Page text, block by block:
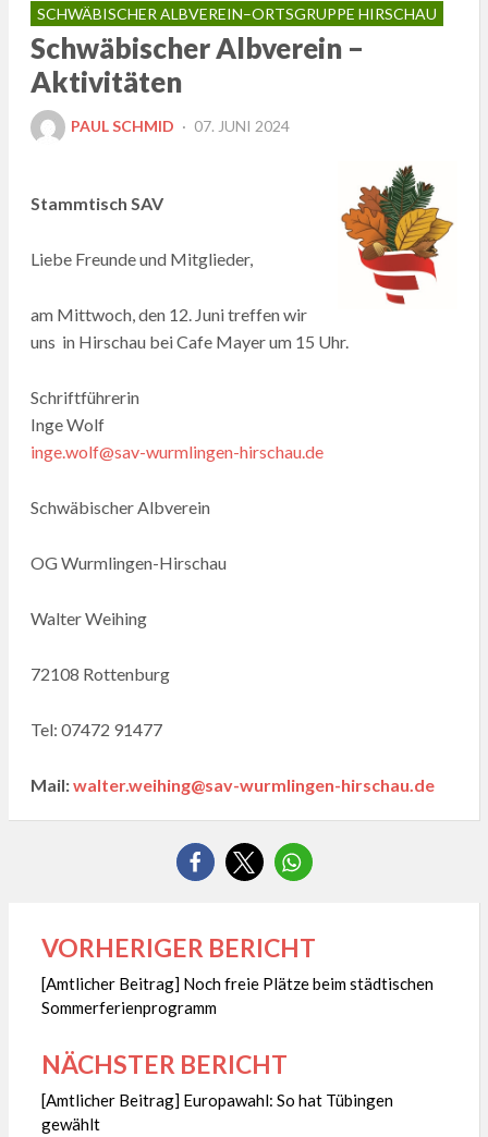
SCHWÄBISCHER ALBVEREIN–ORTSGRUPPE HIRSCHAU
Schwäbischer Albverein –
Aktivitäten
PAUL SCHMID
POSTED
07. JUNI 2024
Stammtisch SAV
Liebe Freunde und Mitglieder,
am Mittwoch, den 12. Juni treffen wir
uns in Hirschau bei Cafe Mayer um 15 Uhr.
Schriftführerin
Inge Wolf
inge.wolf@sav-wurmlingen-hirschau.de
Schwäbischer Albverein
OG Wurmlingen-Hirschau
Walter Weihing
72108 Rottenburg
Tel: 07472 91477
Mail:walter.weihing@sav-wurmlingen-hirschau.de
Beitragsnavigation
VORHERIGER BERICHT
[Amtlicher Beitrag] Noch freie Plätze beim städtischen
Sommerferienprogramm
NÄCHSTER BERICHT
[Amtlicher Beitrag] Europawahl: So hat Tübingen
gewählt